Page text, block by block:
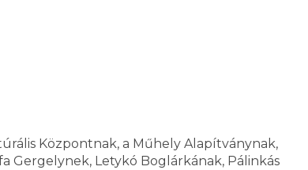
Központnak, a Műhely Alapítványnak,
Gergelynek, Letykó Boglárkának, Pálinkás